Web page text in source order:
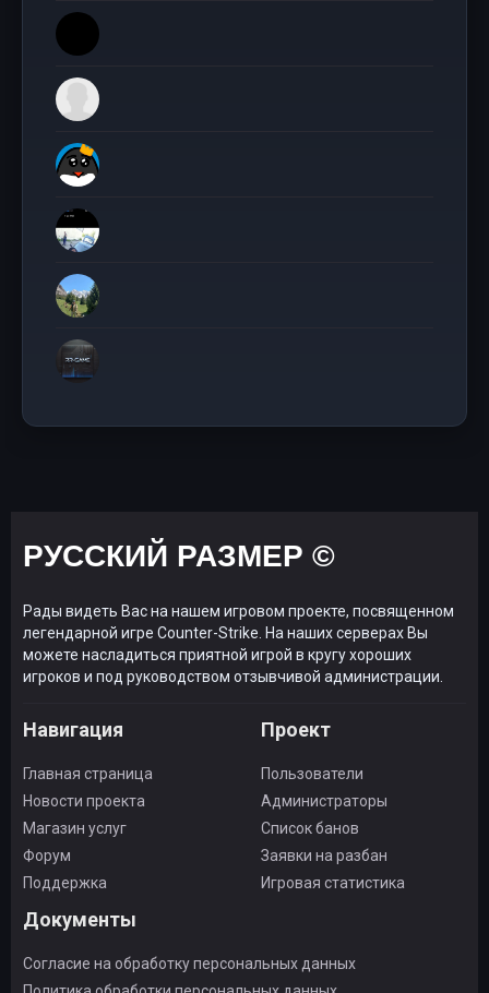
РУССКИЙ РАЗМЕР ©
Рады видеть Вас на нашем игровом проекте, посвященном
легендарной игре Counter-Strike. На наших серверах Вы
можете насладиться приятной игрой в кругу хороших
игроков и под руководством отзывчивой администрации.
Навигация
Главная страница
Новости проекта
Магазин услуг
Форум
Поддержка
Проект
Пользователи
Администраторы
Список банов
Заявки на разбан
Игровая статистика
Документы
Согласие на обработку персональных данных